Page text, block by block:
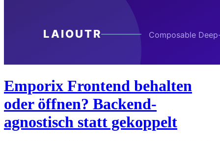
Emporix Frontend behalten
oder öffnen? Backend-
agnostisch statt gekoppelt